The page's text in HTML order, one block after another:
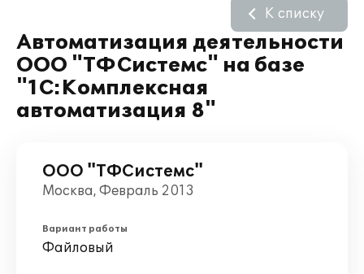
Автоматизация деятельности
ООО "ТФСистемс" на базе
"1С:Комплексная
автоматизация 8"
К списку
ООО "ТФСистемс"
Москва, Февраль 2013
Вариант работы
Файловый